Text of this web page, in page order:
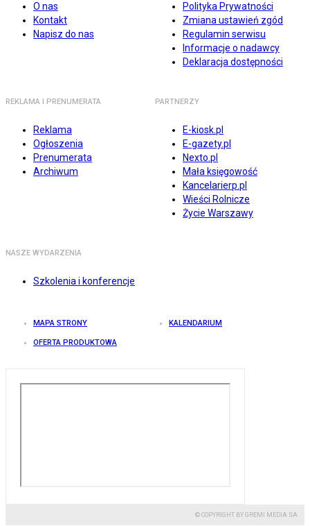
O nas
Kontakt
Napisz do nas
Polityka Prywatności
Zmiana ustawień zgód
Regulamin serwisu
Informacje o nadawcy
Deklaracja dostępności
REKLAMA I PRENUMERATA
Reklama
Ogłoszenia
Prenumerata
Archiwum
PARTNERZY
E-kiosk.pl
E-gazety.pl
Nexto.pl
Mała księgowość
Kancelarierp.pl
Wieści Rolnicze
Życie Warszawy
NASZE WYDARZENIA
Szkolenia i konferencje
MAPA STRONY KALENDARIUM
OFERTA PRODUKTOWA
© COPYRIGHT BY GREMI MEDIA SA